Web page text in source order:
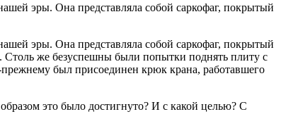
эры. Она представляла собой саркофаг, покрытый
эры. Она представляла собой саркофаг, покрытый
же безуспешны были попытки поднять плиту с
был присоединен крюк крана, работавшего
это было достигнуто? И с какой целью? С